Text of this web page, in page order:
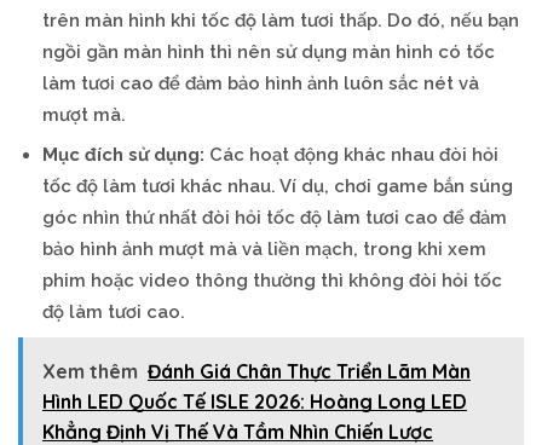
trên màn hình khi tốc độ làm tươi thấp. Do đó, nếu bạn
ngồi gần màn hình thì nên sử dụng màn hình có tốc
làm tươi cao để đảm bảo hình ảnh luôn sắc nét và
mượt mà.
Mục đích sử dụng: Các hoạt động khác nhau đòi hỏi
tốc độ làm tươi khác nhau. Ví dụ, chơi game bắn súng
góc nhìn thứ nhất đòi hỏi tốc độ làm tươi cao để đảm
bảo hình ảnh mượt mà và liền mạch, trong khi xem
phim hoặc video thông thường thì không đòi hỏi tốc
độ làm tươi cao.
Xem thêm Đánh Giá Chân Thực Triển Lãm Màn
Hình LED Quốc Tế ISLE 2026: Hoàng Long LED
Khẳng Định Vị Thế Và Tầm Nhìn Chiến Lược